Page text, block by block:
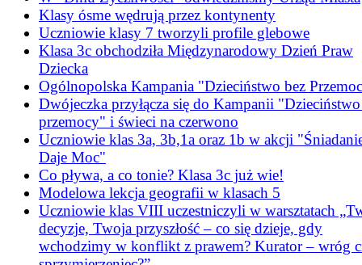
Klasy ósme wędrują przez kontynenty
Uczniowie klasy 7 tworzyli profile glebowe
Klasa 3c obchodziła Międzynarodowy Dzień Praw
Dziecka
Ogólnopolska Kampania "Dzieciństwo bez
Dwójeczka przyłącza się do Kampanii
przemocy" i świeci na czerwono
Uczniowie klas 3a, 3b,1a oraz 1b w akcji
Daje Moc"
Co pływa, a co tonie? Klasa 3c już wie!
Modelowa lekcja geografii w klasach 5
Uczniowie klas VIII uczestniczyli w warsztatach
decyzje, Twoja przyszłość – co się dzieje, gdy
wchodzimy w konflikt z prawem? Kurator – wróg